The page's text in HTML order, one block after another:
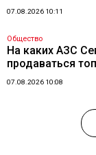
07.08.2026 10:11
Общество
На каких АЗС
продаваться
07.08.2026 10:08